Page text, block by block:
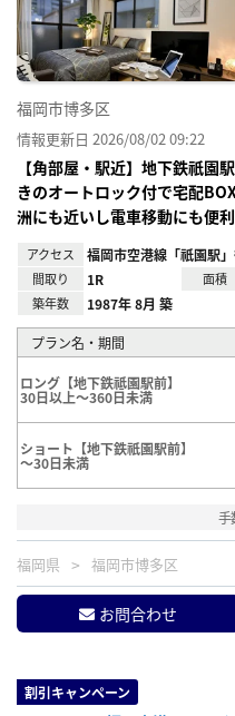
福岡市博多区
情報更新日 2026/08/02 09:22
【角部屋・駅近】地下鉄祇園
きのオートロック付で宅配
洲にも近いし電車移動にも便利
アクセス 福岡市空港線「祇園駅
間取り 1R 面積
築年数 1987年 8月 築
プラン名・期間
ロング【地下鉄祗園駅前】
30日以上～360日未満
ショート【地下鉄祇園駅前】
～30日未満
手
福岡県 福岡市博多区
お問合わせ
割引キャンペーン